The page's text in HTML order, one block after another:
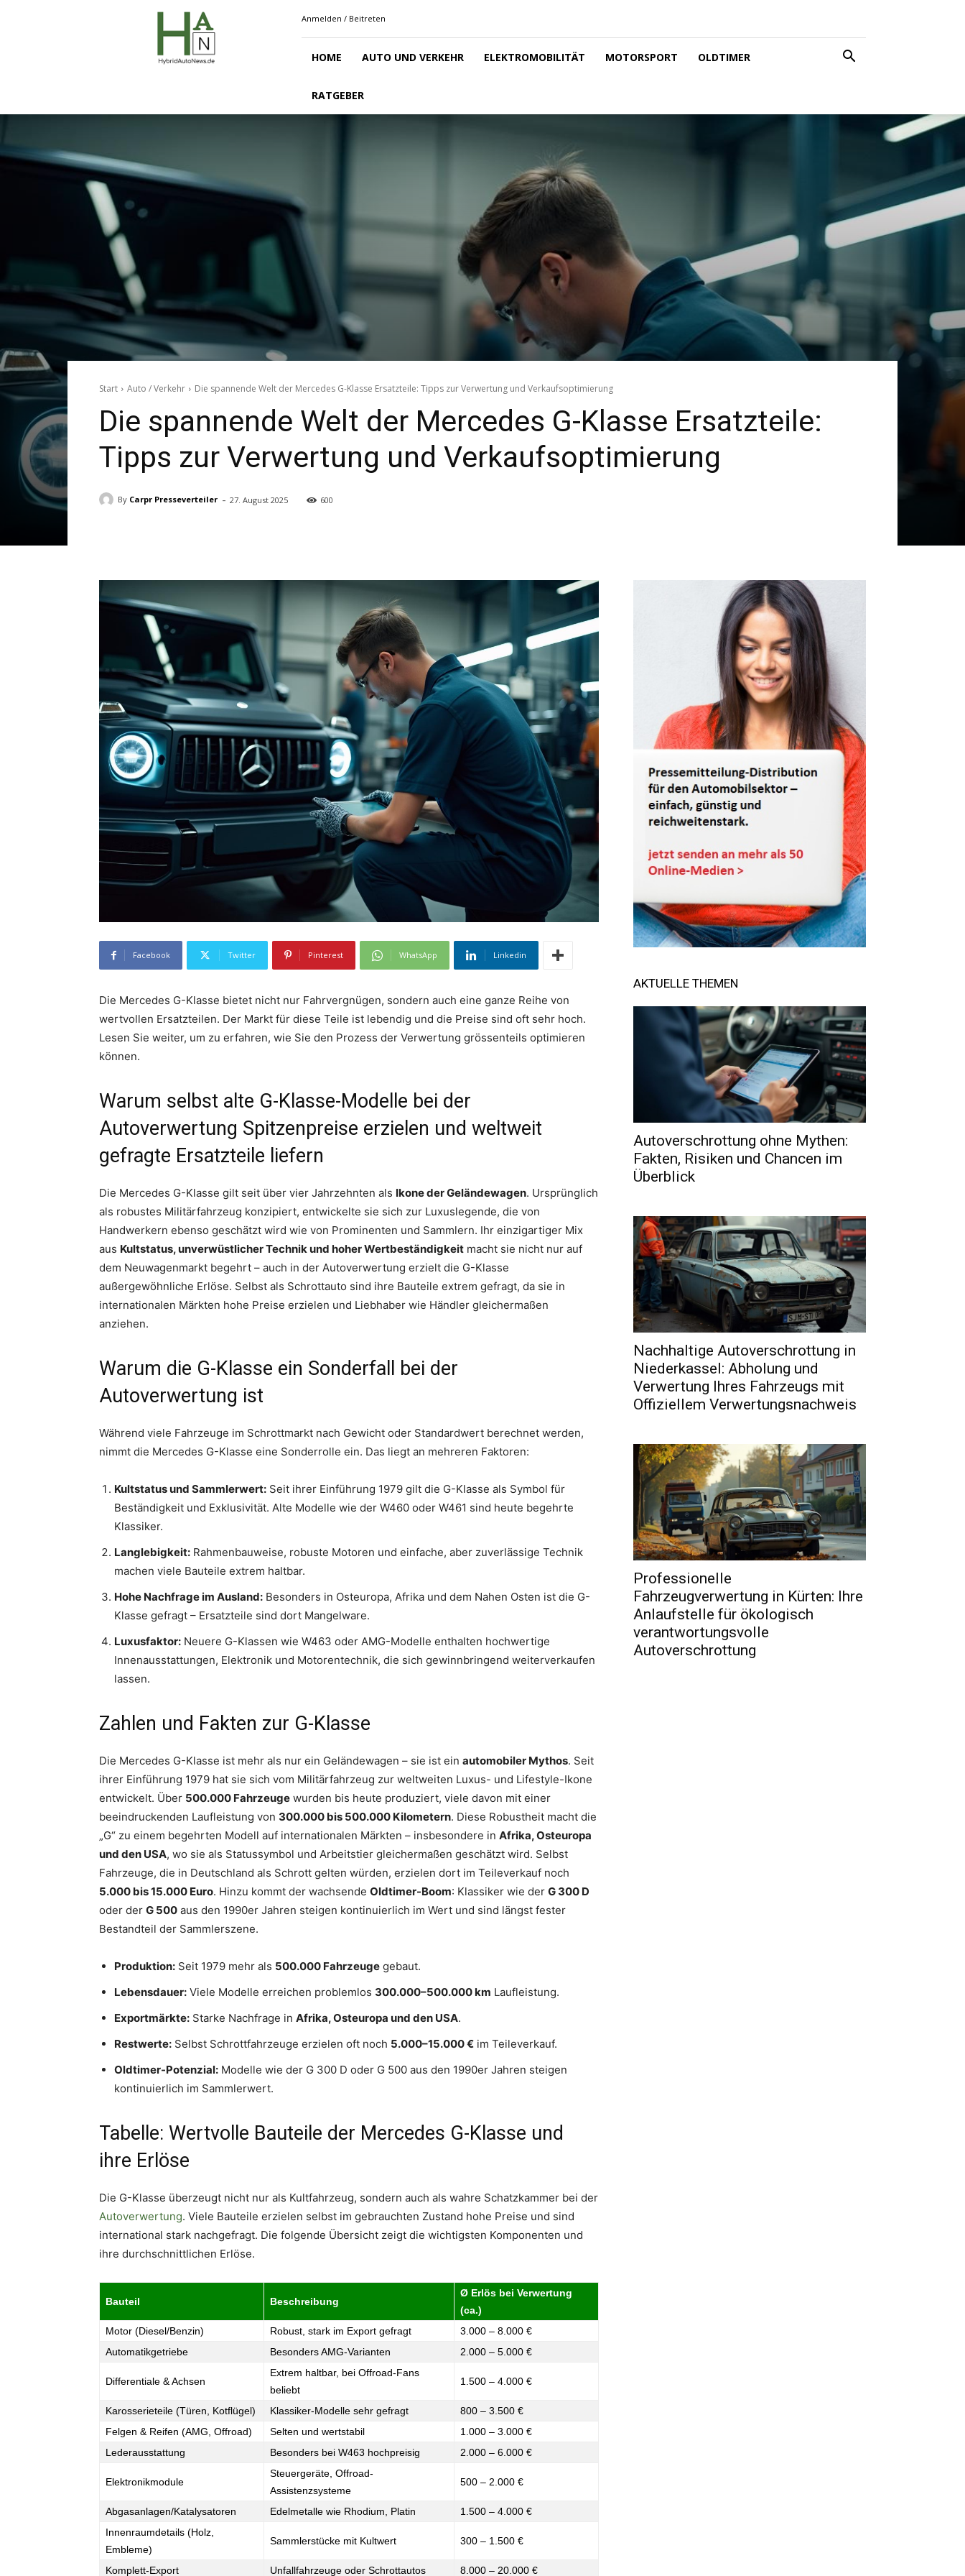
Hybridautonews.de
Anmelden / Beitreten
HOME AUTO UND VERKEHR ELEKTROMOBILITÄT MOTORSPORT OLDTIMER
RATGEBER
Start Auto / Verkehr Die spannende Welt der Mercedes G-Klasse Ersatzteile: Tipps zur Verwertung und Verkaufsoptimierung
Die spannende Welt der Mercedes G-Klasse Ersatzteile:
Tipps zur Verwertung und Verkaufsoptimierung
By Carpr Presseverteiler - 27. August 2025 600
Facebook Twitter Pinterest WhatsApp Linkedin
Die Mercedes G-Klasse bietet nicht nur Fahrvergnügen, sondern auch eine ganze Reihe von
wertvollen Ersatzteilen. Der Markt für diese Teile ist lebendig und die Preise sind oft sehr hoch.
Lesen Sie weiter, um zu erfahren, wie Sie den Prozess der Verwertung grössenteils optimieren
können.
Warum selbst alte G-Klasse-Modelle bei der
Autoverwertung Spitzenpreise erzielen und weltweit
gefragte Ersatzteile liefern
Die Mercedes G-Klasse gilt seit über vier Jahrzehnten als Ikone der Geländewagen. Ursprünglich
als robustes Militärfahrzeug konzipiert, entwickelte sie sich zur Luxuslegende, die von
Handwerkern ebenso geschätzt wird wie von Prominenten und Sammlern. Ihr einzigartiger Mix
aus Kultstatus, unverwüstlicher Technik und hoher Wertbeständigkeit macht sie nicht nur auf
dem Neuwagenmarkt begehrt – auch in der Autoverwertung erzielt die G-Klasse
außergewöhnliche Erlöse. Selbst als Schrottauto sind ihre Bauteile extrem gefragt, da sie in
internationalen Märkten hohe Preise erzielen und Liebhaber wie Händler gleichermaßen
anziehen.
Warum die G-Klasse ein Sonderfall bei der
Autoverwertung ist
Während viele Fahrzeuge im Schrottmarkt nach Gewicht oder Standardwert berechnet werden,
nimmt die Mercedes G-Klasse eine Sonderrolle ein. Das liegt an mehreren Faktoren:
Kultstatus und Sammlerwert: Seit ihrer Einführung 1979 gilt die G-Klasse als Symbol für
Beständigkeit und Exklusivität. Alte Modelle wie der W460 oder W461 sind heute begehrte
Klassiker.
Langlebigkeit: Rahmenbauweise, robuste Motoren und einfache, aber zuverlässige Technik
machen viele Bauteile extrem haltbar.
Hohe Nachfrage im Ausland: Besonders in Osteuropa, Afrika und dem Nahen Osten ist die G-
Klasse gefragt – Ersatzteile sind dort Mangelware.
Luxusfaktor: Neuere G-Klassen wie W463 oder AMG-Modelle enthalten hochwertige
Innenausstattungen, Elektronik und Motorentechnik, die sich gewinnbringend weiterverkaufen
lassen.
Zahlen und Fakten zur G-Klasse
Die Mercedes G-Klasse ist mehr als nur ein Geländewagen – sie ist ein automobiler Mythos. Seit
ihrer Einführung 1979 hat sie sich vom Militärfahrzeug zur weltweiten Luxus- und Lifestyle-Ikone
entwickelt. Über 500.000 Fahrzeuge wurden bis heute produziert, viele davon mit einer
beeindruckenden Laufleistung von 300.000 bis 500.000 Kilometern. Diese Robustheit macht die
„G“ zu einem begehrten Modell auf internationalen Märkten – insbesondere in Afrika, Osteuropa
und den USA, wo sie als Statussymbol und Arbeitstier gleichermaßen geschätzt wird. Selbst
Fahrzeuge, die in Deutschland als Schrott gelten würden, erzielen dort im Teileverkauf noch
5.000 bis 15.000 Euro. Hinzu kommt der wachsende Oldtimer-Boom: Klassiker wie der G 300 D
oder der G 500 aus den 1990er Jahren steigen kontinuierlich im Wert und sind längst fester
Bestandteil der Sammlerszene.
Produktion: Seit 1979 mehr als 500.000 Fahrzeuge gebaut.
Lebensdauer: Viele Modelle erreichen problemlos 300.000–500.000 km Laufleistung.
Exportmärkte: Starke Nachfrage in Afrika, Osteuropa und den USA.
Restwerte: Selbst Schrottfahrzeuge erzielen oft noch 5.000–15.000 € im Teileverkauf.
Oldtimer-Potenzial: Modelle wie der G 300 D oder G 500 aus den 1990er Jahren steigen
kontinuierlich im Sammlerwert.
Tabelle: Wertvolle Bauteile der Mercedes G-Klasse und
ihre Erlöse
Die G-Klasse überzeugt nicht nur als Kultfahrzeug, sondern auch als wahre Schatzkammer bei der
Autoverwertung. Viele Bauteile erzielen selbst im gebrauchten Zustand hohe Preise und sind
international stark nachgefragt. Die folgende Übersicht zeigt die wichtigsten Komponenten und
ihre durchschnittlichen Erlöse.
Bauteil Beschreibung
Ø Erlös bei Verwertung
(ca.)
Motor (Diesel/Benzin)
Robust, stark im Export gefragt
3.000 – 8.000 €
Automatikgetriebe
Besonders AMG-Varianten 2.000 – 5.000 €
Differentiale & Achsen
Extrem haltbar, bei Offroad-Fans
beliebt
1.500 – 4.000 €
Karosserieteile (Türen, Kotflügel) Klassiker-Modelle sehr gefragt
800 – 3.500 €
Felgen & Reifen (AMG, Offroad)
Selten und wertstabil
1.000 – 3.000 €
Lederausstattung
Besonders bei W463 hochpreisig 2.000 – 6.000 €
Elektronikmodule
Steuergeräte, Offroad-
Assistenzsysteme
500 – 2.000 €
Abgasanlagen/Katalysatoren Edelmetalle wie Rhodium, Platin
1.500 – 4.000 €
Innenraumdetails (Holz,
Embleme)
Sammlerstücke mit Kultwert 300 – 1.500 €
Komplett-Export Unfallfahrzeuge oder Schrottautos 8.000 – 20.000 €
AKTUELLE THEMEN
Autoverschrottung ohne Mythen:
Fakten, Risiken und Chancen im
Überblick
Nachhaltige Autoverschrottung in
Niederkassel: Abholung und
Verwertung Ihres Fahrzeugs mit
Offiziellem Verwertungsnachweis
Professionelle
Fahrzeugverwertung in Kürten: Ihre
Anlaufstelle für ökologisch
verantwortungsvolle
Autoverschrottung